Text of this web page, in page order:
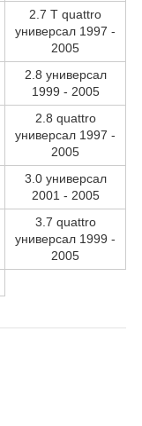
2.7 T quattro
универсал 1997 -
2005
2.8 универсал
1999 - 2005
2.8 quattro
универсал 1997 -
2005
3.0 универсал
2001 - 2005
3.7 quattro
универсал 1999 -
2005